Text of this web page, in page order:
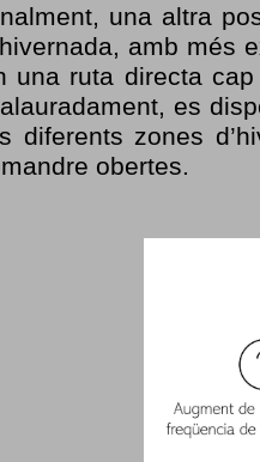
una altra
amb més
una ruta directa
es
diferents zones
obertes.